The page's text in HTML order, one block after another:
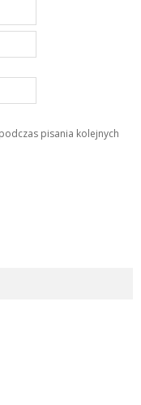
pisania kolejnych